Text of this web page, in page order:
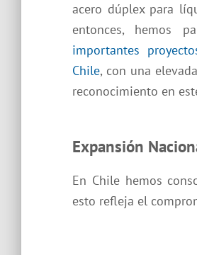
acero dúplex para
entonces, hemos
importantes
Chile, con una
reconocimiento en
Expansión
En Chile hemos
esto refleja el